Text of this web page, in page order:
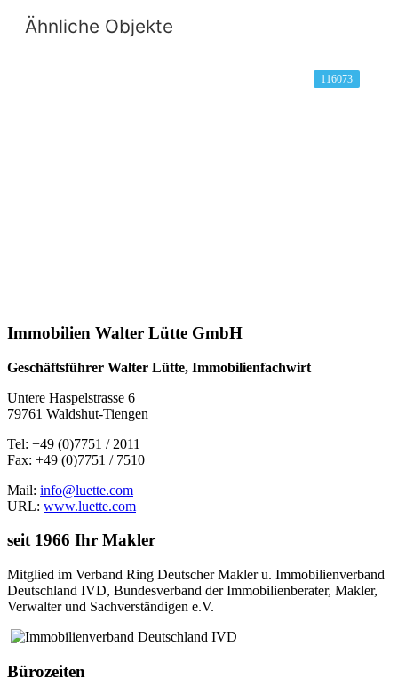
Ähnliche Objekte
116073
Immobilien Walter Lütte GmbH
Geschäftsführer Walter Lütte, Immobilienfachwirt
Untere Haspelstrasse 6
79761 Waldshut-Tiengen
Tel: +49 (0)7751 / 2011
Fax: +49 (0)7751 / 7510
Mail: info@luette.com
URL: www.luette.com
seit 1966 Ihr Makler
Mitglied im Verband Ring Deutscher Makler u. Immobilienverband
Deutschland IVD, Bundesverband der Immobilienberater, Makler,
Verwalter und Sachverständigen e.V.
Bürozeiten